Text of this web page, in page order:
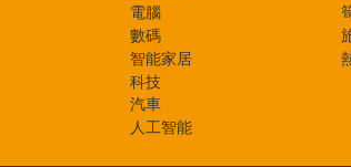
電腦
數碼
智能家居
科技
汽車
人工智能